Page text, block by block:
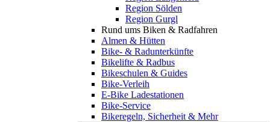
Region Sölden
Region Gurgl
Rund ums Biken & Radfahren
Almen & Hütten
Bike- & Radunterkünfte
Bikelifte & Radbus
Bikeschulen & Guides
Bike-Verleih
E-Bike Ladestationen
Bike-Service
Bikeregeln, Sicherheit & Mehr